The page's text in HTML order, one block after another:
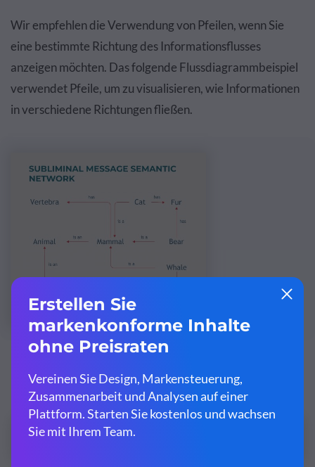
Wir empfehlen die Verwendung von Pfeilen, wenn Sie
eine bestimmte Richtung des Informationsflusses
anzeigen möchten. Das folgende Flussdiagrammbeispiel
verwendet Pfeile, um zu visualisieren, wie Informationen
in verschiedene Richtungen fließen.
Passen Sie diese Vorlage an und machen Sie sie
zu Ihrer eigenen!
Bearbeiten und herunterladen